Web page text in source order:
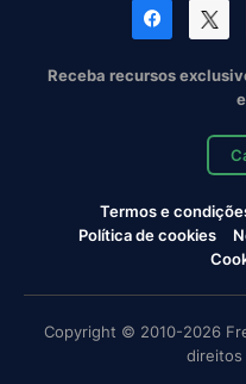
Receba recursos
Termos e
Política de cookies
Copyright © 2010-2026
direitos